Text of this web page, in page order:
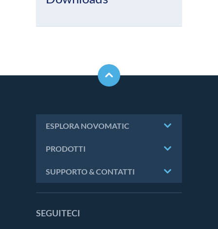
ESPLORA NOVOMATIC
PRODOTTI
SUPPORTO & CONTATTI
SEGUITECI